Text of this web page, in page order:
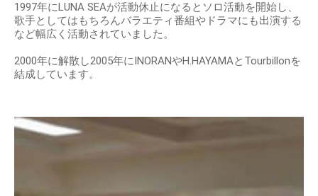
1997年にLUNA SEAが活動休止になるとソロ活動を開始し、
歌手としてはもちろんバラエティ番組やドラマにも出演する
など幅広く活動されていました。
2000年に解散し2005年にINORANやH.HAYAMAとTourbillonを
結成しています。